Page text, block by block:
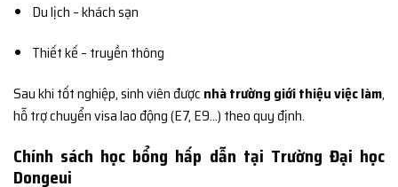
Du lịch – khách sạn
Thiết kế – truyền thông
Sau khi tốt nghiệp, sinh viên được nhà trường giới thiệu việc làm,
hỗ trợ chuyển visa lao động (E7, E9…) theo quy định.
Chính sách học bổng hấp dẫn tại Trường Đại học
Dongeui